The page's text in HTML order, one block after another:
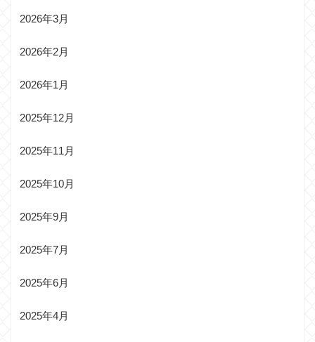
2026年3月
2026年2月
2026年1月
2025年12月
2025年11月
2025年10月
2025年9月
2025年7月
2025年6月
2025年4月